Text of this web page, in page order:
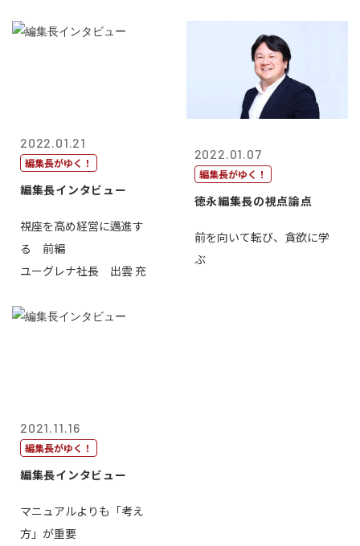
2022.01.21
編集長がゆく！
編集長インタビュー
視座を高め経営に邁進す
る 前編
ユーグレナ社長 出雲 充
2022.01.07
編集長がゆく！
徳永編集長の視点論点
前を向いて転び、貪欲に学
ぶ
2021.11.16
編集長がゆく！
編集長インタビュー
マニュアルよりも「考え
方」が重要